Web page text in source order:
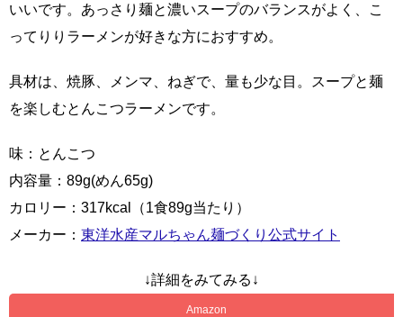
いいです。あっさり麺と濃いスープのバランスがよく、こ
ってりりラーメンが好きな方におすすめ。
具材は、焼豚、メンマ、ねぎで、量も少な目。スープと麺
を楽しむとんこつラーメンです。
味：とんこつ
内容量：89g(めん65g)
カロリー：317kcal（1食89g当たり）
メーカー： 東洋水産マルちゃん麺づくり公式サイト
↓詳細をみてみる↓
Amazon